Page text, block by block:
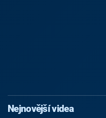
Nejnovější videa